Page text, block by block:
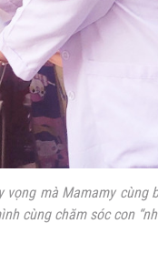
vọng mà Mamamy
cùng chăm sóc con